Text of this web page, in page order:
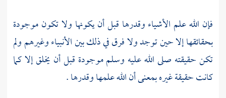
فإن الله علم الأشياء وقدرها قبل أن يكونها ولا تكون موجودة
بحقائقها إلا حين توجد ولا فرق في ذلك بين الأنبياء وغيرهم ولم
تكن حقيقته صلى الله عليه وسلم موجودة قبل أن يخلق إلا كما
كانت حقيقة غيره بمعنى أن الله علمها وقدرها .